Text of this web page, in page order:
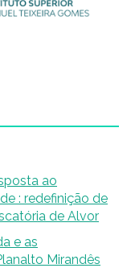
ao
: redefinição de
de Alvor
e as
Mirandês